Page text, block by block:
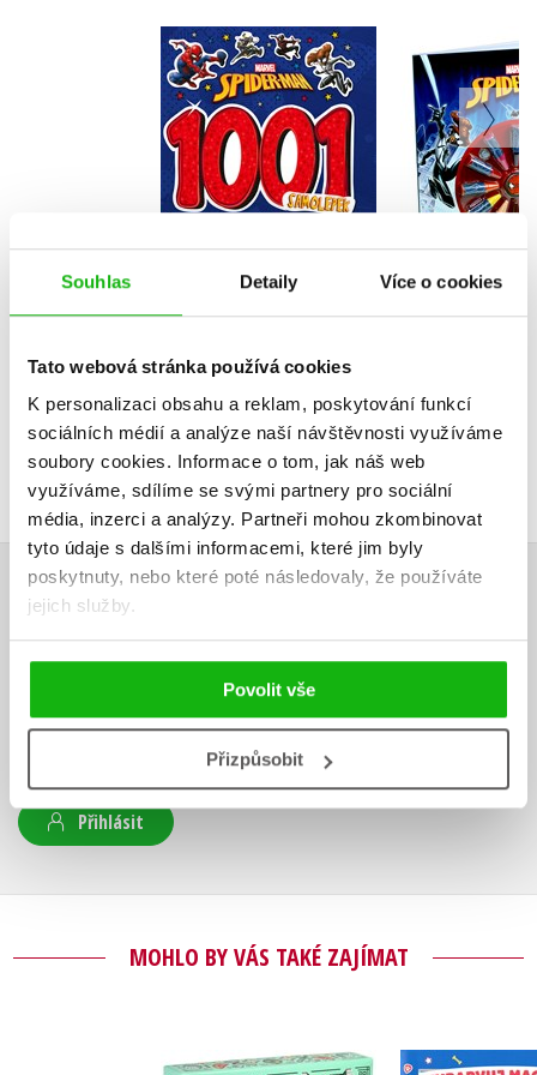
Souhlas Detaily Více o cookies
Tato webová stránka používá cookies
K personalizaci obsahu a reklam, poskytování funkcí
sociálních médií a analýze naší návštěvnosti využíváme
soubory cookies. Informace o tom, jak náš web
využíváme, sdílíme se svými partnery pro sociální
média, inzerci a analýzy. Partneři mohou zkombinovat
tyto údaje s dalšími informacemi, které jim byly
poskytnuty, nebo které poté následovaly, že používáte
jejich služby.
Povolit vše
Přizpůsobit
Marvel Spider-Man -
1001 samolepek
Kolektiv
Do košíku
229 Kč
183 Kč
Spider-
Do
HODNOCENÍ ČTENÁŘŮ
V současné době nejsou vytvořena žádná uživatelská hodnocení.
Vaše hodnocení
Uživatelskou recenzi mohou vkládat pouze registrovaní uživatelé
Přihlásit
MOHLO BY VÁS TAKÉ ZAJÍMAT